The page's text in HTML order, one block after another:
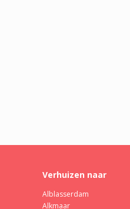
Verhuizen naar
Alblasserdam
Alkmaar